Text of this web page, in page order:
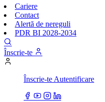
Cariere
Contact
Alertă de nereguli
PDR BI 2028-2034
Înscrie-te
Înscrie-te Autentificare